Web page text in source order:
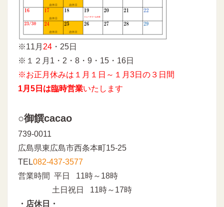
※11月 24 ・25日
※１２月1・2・8・9・15・16日
※お正月休みは１月１日～１月3日の３日間
1月5日は臨時営業いたします
○御饌cacao
739-0011
広島県東広島市西条本町15-25
TEL082-437-3577
営業時間 平日 11時～18時
土日祝日 11時～17時
・店休日・